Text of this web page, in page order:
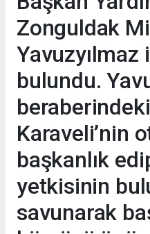
Zonguldak
bulundu.
Karaveli’nin
başkanlık
yetkisinin
savunarak